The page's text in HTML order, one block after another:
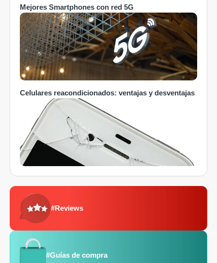
Mejores Smartphones con red 5G
Celulares reacondicionados: ventajas y desventajas
#Reviews
#Guías de compra